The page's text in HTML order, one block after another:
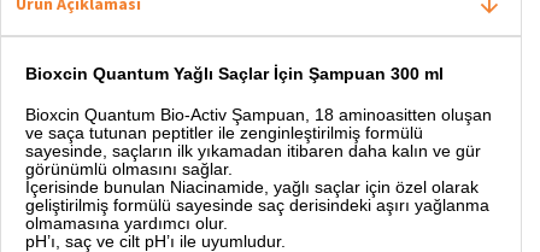
Bioxcin Quantum Yağlı Saçlar İçin Şampuan 300 ml
Bioxcin Quantum Bio-Activ Şampuan, 18 aminoasitten oluşan
ve saça tutunan peptitler ile zenginleştirilmiş formülü
sayesinde, saçların ilk yıkamadan itibaren daha kalın ve gür
görünümlü olmasını sağlar.
İçerisinde bunulan Niacinamide, yağlı saçlar için özel olarak
geliştirilmiş formülü sayesinde saç derisindeki aşırı yağlanma
olmamasına yardımcı olur.
pH’ı, saç ve cilt pH’ı ile uyumludur.